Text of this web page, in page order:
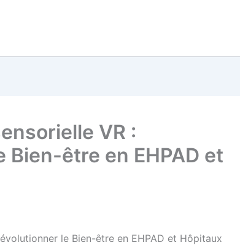
VR :
Bien-être en EHPAD et
le Bien-être en EHPAD et Hôpitaux